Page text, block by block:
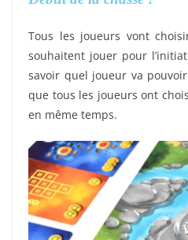
Tous les joueurs vont
souhaitent jouer pour
savoir quel joueur va
que tous les joueurs ont
en même temps.